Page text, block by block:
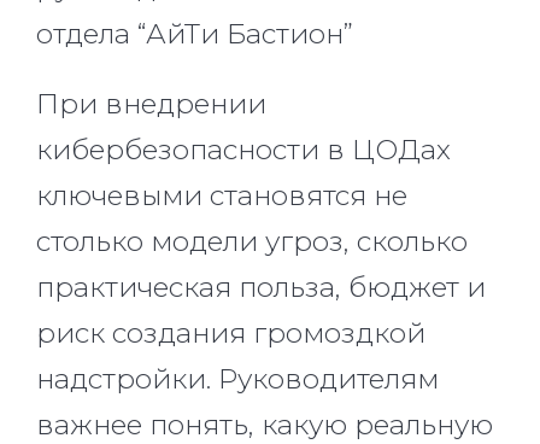
отдела “АйТи Бастион”
При внедрении
кибербезопасности в ЦОДах
ключевыми становятся не
столько модели угроз, сколько
практическая польза, бюджет и
риск создания громоздкой
надстройки. Руководителям
важнее понять, какую реальную